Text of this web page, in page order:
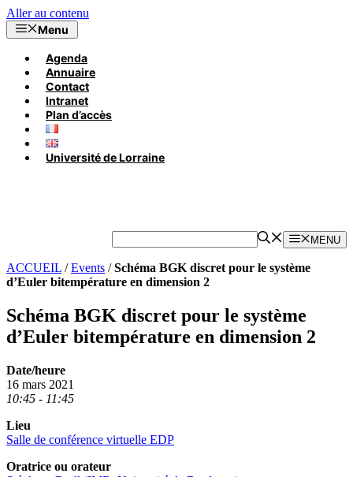
Aller au contenu
Menu
Agenda
Annuaire
Contact
Intranet
Plan d’accès
Université de Lorraine
MENU
ACCUEIL /Events /Schéma BGK discret pour le système
d’Euler bitempérature en dimension 2
Schéma BGK discret pour le système
d’Euler bitempérature en dimension 2
Date/heure
16 mars 2021
10:45 - 11:45
Lieu
Salle de conférence virtuelle EDP
Oratrice ou orateur